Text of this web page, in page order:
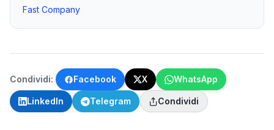
Fast Company
Condividi: Facebook X WhatsApp
LinkedIn Telegram Condividi